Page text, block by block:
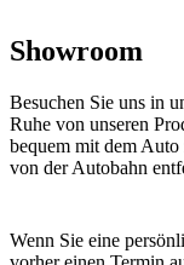
Showroom
Besuchen Sie uns in
Ruhe von unseren
bequem mit dem
von der Autobahn
Wenn Sie eine